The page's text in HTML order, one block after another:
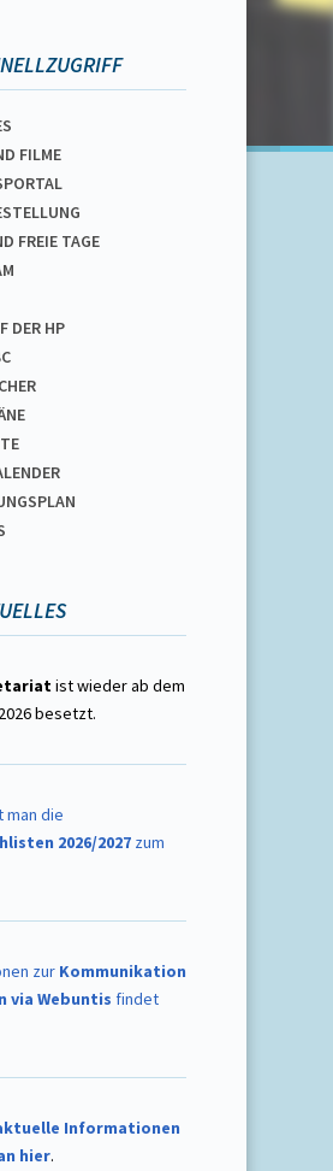
FILME
FREIE TAGE
DER HP
ist wieder ab dem
besetzt.
man die
2026/2027 zum
zur Kommunikation
via Webuntis findet
Informationen
hier.